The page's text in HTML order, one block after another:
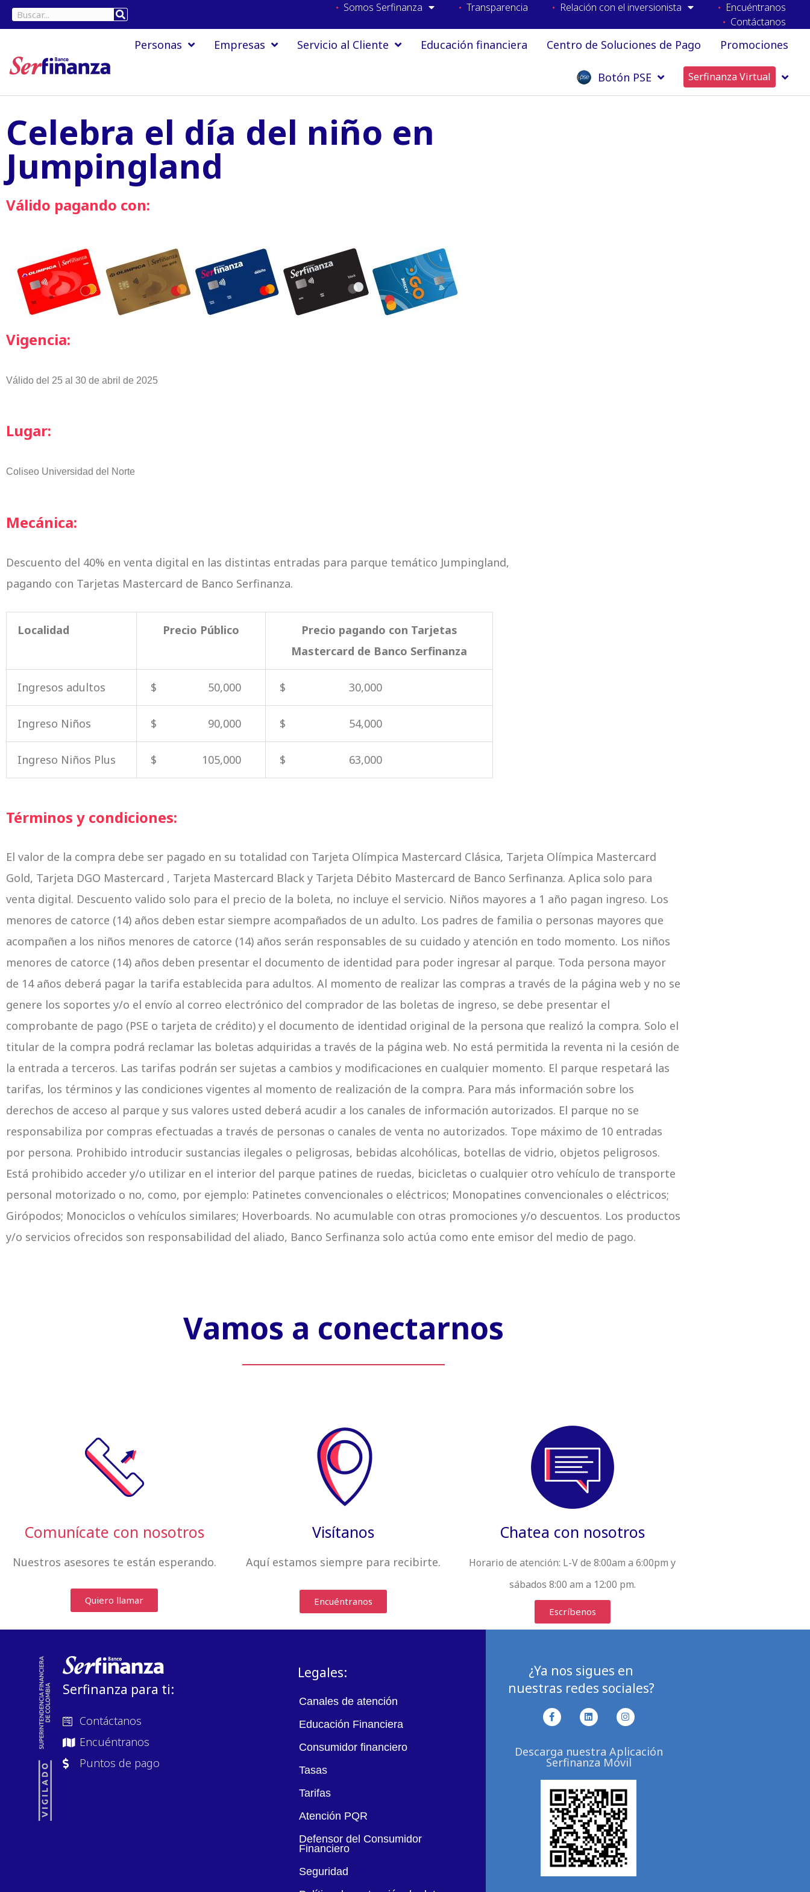
al
Buscar
Somos Serfinanza Transparencia Relación con el inversionista
Encuéntranos
Contáctanos
Personas Empresas Servicio al Cliente Educación financiera Centro de Soluciones de Pago Promociones
Botón PSE Serfinanza Virtual
Celebra el día del niño en
Jumpingland
Válido pagando con:
Vigencia:
Válido del 25 al 30 de abril de 2025
Lugar:
Coliseo Universidad del Norte
Mecánica:
Descuento del 40% en venta digital en las distintas entradas para parque temático Jumpingland,
pagando con Tarjetas Mastercard de Banco Serfinanza.
Localidad Precio Público
Precio pagando con Tarjetas
Mastercard de Banco Serfinanza
Ingresos adultos $ 50,000 $ 30,000
Ingreso Niños $ 90,000 $ 54,000
Ingreso Niños Plus $ 105,000 $ 63,000
Términos y condiciones:
El valor de la compra debe ser pagado en su totalidad con Tarjeta Olímpica Mastercard Clásica, Tarjeta Olímpica Mastercard
Gold, Tarjeta DGO Mastercard , Tarjeta Mastercard Black y Tarjeta Débito Mastercard de Banco Serfinanza. Aplica solo para
venta digital. Descuento valido solo para el precio de la boleta, no incluye el servicio. Niños mayores a 1 año pagan ingreso. Los
menores de catorce (14) años deben estar siempre acompañados de un adulto. Los padres de familia o personas mayores que
acompañen a los niños menores de catorce (14) años serán responsables de su cuidado y atención en todo momento. Los niños
menores de catorce (14) años deben presentar el documento de identidad para poder ingresar al parque. Toda persona mayor
de 14 años deberá pagar la tarifa establecida para adultos. Al momento de realizar las compras a través de la página web y no se
genere los soportes y/o el envío al correo electrónico del comprador de las boletas de ingreso, se debe presentar el
comprobante de pago (PSE o tarjeta de crédito) y el documento de identidad original de la persona que realizó la compra. Solo el
titular de la compra podrá reclamar las boletas adquiridas a través de la página web. No está permitida la reventa ni la cesión de
la entrada a terceros. Las tarifas podrán ser sujetas a cambios y modificaciones en cualquier momento. El parque respetará las
tarifas, los términos y las condiciones vigentes al momento de realización de la compra. Para más información sobre los
derechos de acceso al parque y sus valores usted deberá acudir a los canales de información autorizados. El parque no se
responsabiliza por compras efectuadas a través de personas o canales de venta no autorizados. Tope máximo de 10 entradas
por persona. Prohibido introducir sustancias ilegales o peligrosas, bebidas alcohólicas, botellas de vidrio, objetos peligrosos.
Está prohibido acceder y/o utilizar en el interior del parque patines de ruedas, bicicletas o cualquier otro vehículo de transporte
personal motorizado o no, como, por ejemplo: Patinetes convencionales o eléctricos; Monopatines convencionales o eléctricos;
Girópodos; Monociclos o vehículos similares; Hoverboards. No acumulable con otras promociones y/o descuentos. Los productos
y/o servicios ofrecidos son responsabilidad del aliado, Banco Serfinanza solo actúa como ente emisor del medio de pago.
Vamos a conectarnos
Comunícate con nosotros
Nuestros asesores te están esperando.
Quiero llamar
Visítanos
Aquí estamos siempre para recibirte.
Encuéntranos
Chatea con nosotros
Horario de atención: L-V de 8:00am a 6:00pm y
sábados 8:00 am a 12:00 pm.
Escríbenos
Serfinanza para ti:
Contáctanos
Encuéntranos
Puntos de pago
Legales:
Canales de atención
Educación Financiera
Consumidor financiero
Tasas
Tarifas
Atención PQR
Defensor del Consumidor
Financiero
Seguridad
¿Ya nos sigues en
nuestras redes sociales?
F
a
b
o
k
-
f
L
i
k
e
d
n
I
n
t
a
g
a
m
Descarga nuestra Aplicación
Serfinanza Móvil